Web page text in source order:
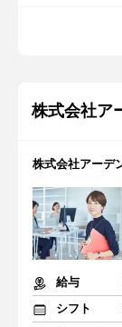
株式会社ア
株式会社アーデ
給与
シフト